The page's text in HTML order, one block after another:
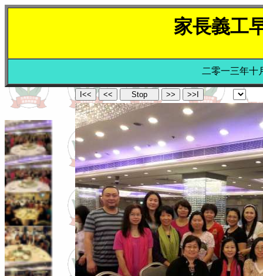
家長義工
二零一三年十